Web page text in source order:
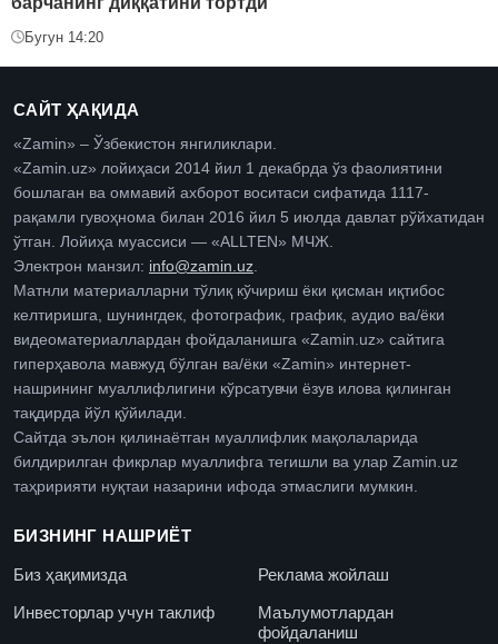
Бугун 14:20
САЙТ ҲАҚИДА
«Zamin» – Ўзбекистон янгиликлари.
«Zamin.uz» лойиҳаси 2014 йил 1 декабрда ўз фаолиятини
бошлаган ва оммавий ахборот воситаси сифатида 1117-
рақамли гувоҳнома билан 2016 йил 5 июлда давлат рўйхатидан
ўтган. Лойиҳа муассиси — «ALLTEN» МЧЖ.
Электрон манзил: info@zamin.uz
Матнли материалларни тўлиқ кўчириш ёки қисман иқтибос
келтиришга, шунингдек, фотографик, график, аудио ва/ёки
видеоматериаллардан фойдаланишга «Zamin.uz» сайтига
гиперҳавола мавжуд бўлган ва/ёки «Zamin» интернет-
нашрининг муаллифлигини кўрсатувчи ёзув илова қилинган
тақдирда йўл қўйилади.
Сайтда эълон қилинаётган муаллифлик мақолаларида
билдирилган фикрлар муаллифга тегишли ва улар Zamin.uz
таҳририяти нуқтаи назарини ифода этмаслиги мумкин.
БИЗНИНГ НАШРИЁТ
Биз ҳақимизда
Реклама жойлаш
Инвесторлар учун таклиф
Маълумотлардан
фойдаланиш